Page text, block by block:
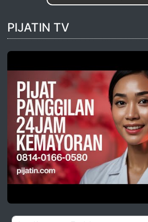
PIJATIN TV